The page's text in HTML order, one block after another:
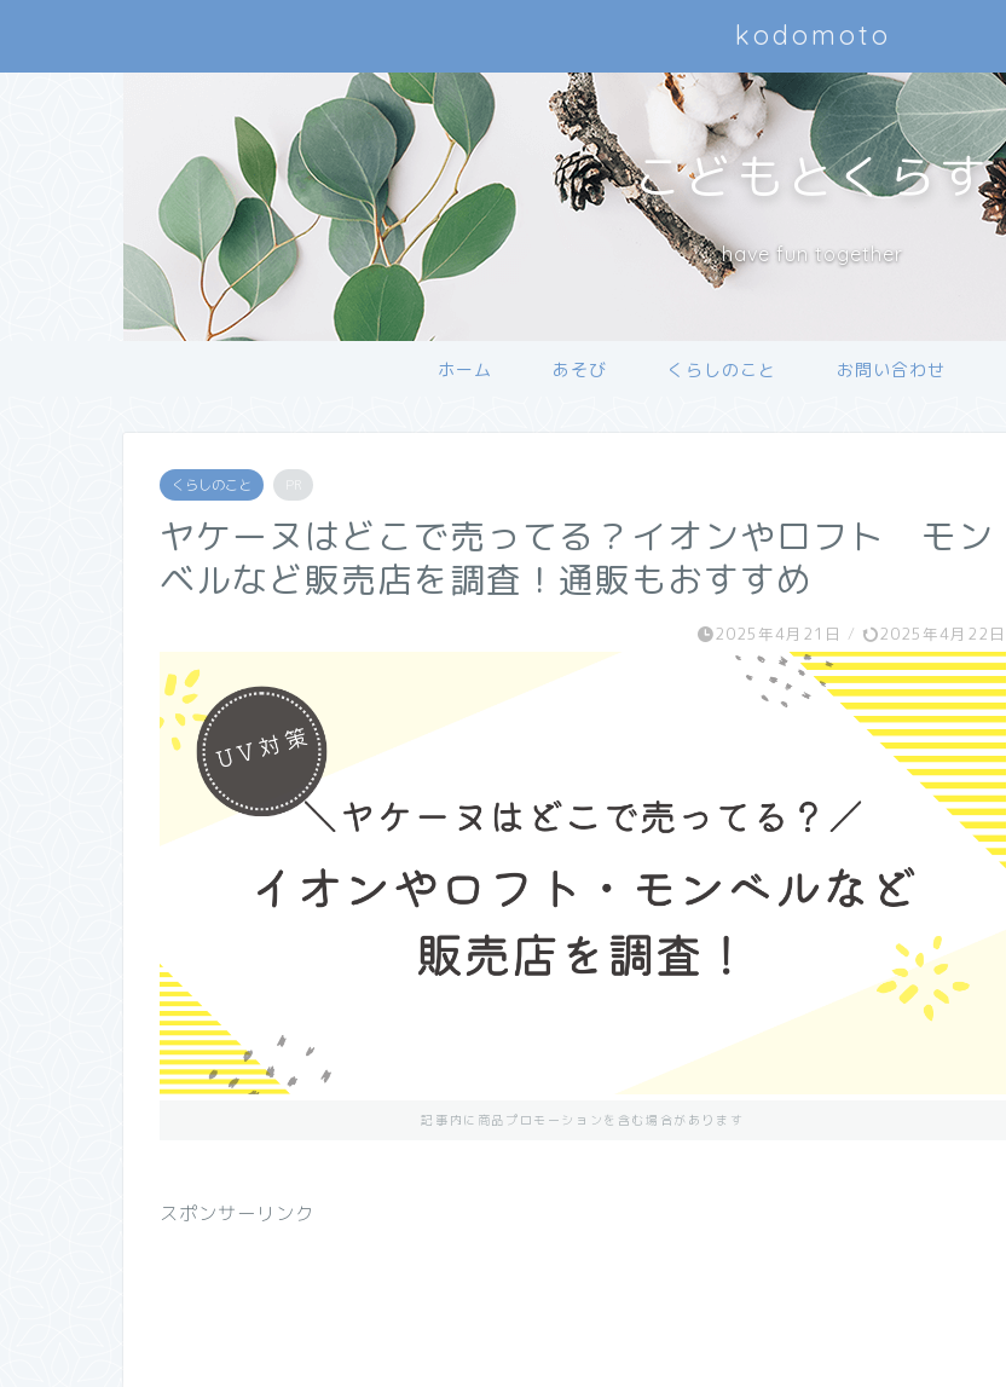
kodomoto
こどもとくらす
have fun together
ホーム あそび くらしのこと お問い合わせ
くらしのこと
ヤケーヌはどこで売ってる？イオンやロフト モン
ベルなど販売店を調査！通販もおすすめ
2025年4月21日 / 2025年4月22日
記事内に商品プロモーションを含む場合があります
スポンサーリンク